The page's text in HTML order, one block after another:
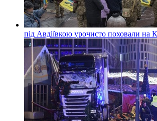
під Авдіївкою урочисто поховали на